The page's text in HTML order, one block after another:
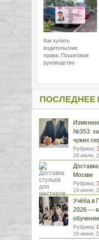
Как купить
водительские
права: Пошаговое
руководство
ПОСЛЕДНЕЕ
№353:
чужих
Рубрика:
28 июля,
Москве
Рубрика:
24 июня,
Учёба в
2026 —
Рубрика:
19 июня,